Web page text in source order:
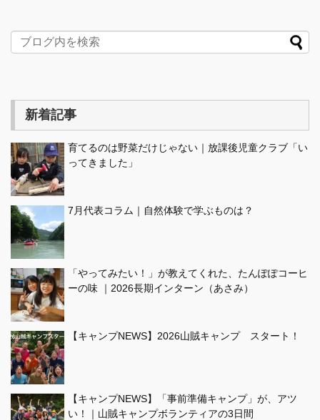
新着記事
育てるのは野菜だけじゃない｜放課後児童クラブ「い
ってきました」
7月代表コラム｜自然体験で学ぶものは？
「やってみたい！」が教えてくれた、たんぽぽコーヒ
ーの味 ｜2026長期インターン（あさみ）
【キャンプNEWS】2026山賊キャンプ スタート！
【キャンプNEWS】「事前準備キャンプ」が、アツ
い！｜山賊キャンプボランティアの3日間